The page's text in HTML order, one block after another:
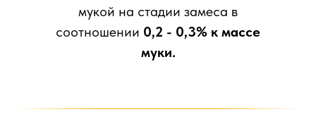
мукой на стадии замеса в
соотношении 0,2 - 0,3% к массе
муки.